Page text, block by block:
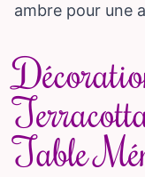
ambre pour une
Table